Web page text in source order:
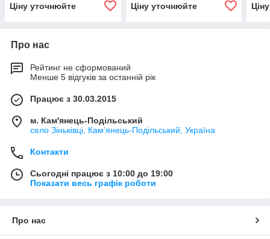
Ціну уточнюйте Ціну уточнюйте
Про нас
Рейтинг не сформований
Менше 5 відгуків за останній рік
Працює з 30.03.2015
м. Кам'янець-Подільський
село Зіньківці, Кам'янець-Подільський, Україна
Контакти
Сьогодні працює з 10:00 до 19:00
Показати весь графік роботи
Про нас